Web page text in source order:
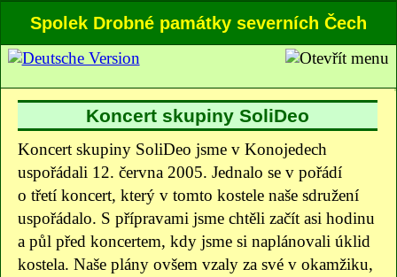
Spolek Drobné památky severních Čech
Koncert skupiny SoliDeo
Koncert skupiny SoliDeo jsme v Konojedech
uspořádali 12. června 2005. Jednalo se v pořádí
o třetí koncert, který v tomto kostele naše sdružení
uspořádalo. S přípravami jsme chtěli začít asi hodinu
a půl před koncertem, kdy jsme si naplánovali úklid
kostela. Naše plány ovšem vzaly za své v okamžiku,